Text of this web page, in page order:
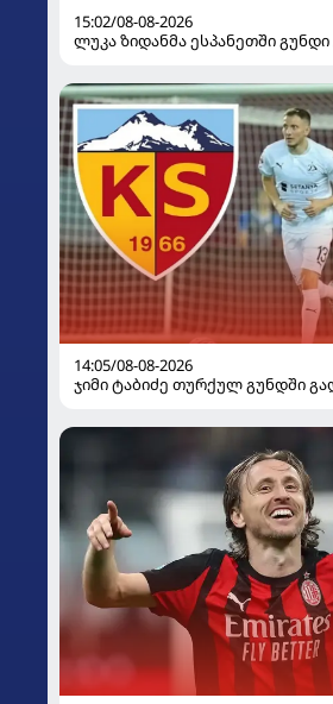
15:02/08-08-2026
ლუკა ზიდანმა ესპანეთში
14:05/08-08-2026
ჯიმი ტაბიძე თურქულ გუნდში